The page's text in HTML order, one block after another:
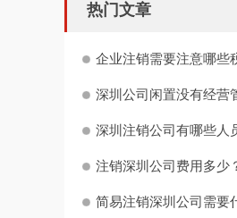
热门文章
企业注销需要注意哪些
深圳公司闲置没有经营
深圳注销公司有哪些人
注销深圳公司费用多少
简易注销深圳公司需要